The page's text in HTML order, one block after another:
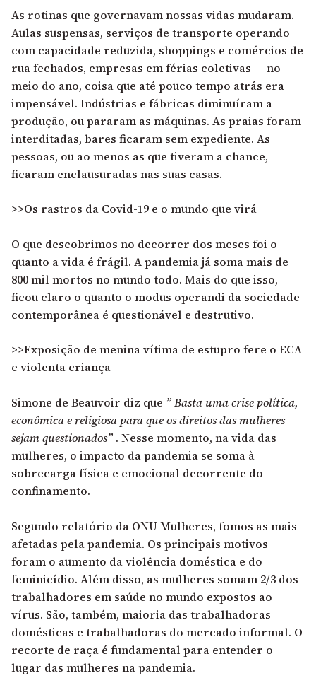
As rotinas que governavam nossas vidas mudaram.
Aulas suspensas, serviços de transporte operando
com capacidade reduzida, shoppings e comércios de
rua fechados, empresas em férias coletivas — no
meio do ano, coisa que até pouco tempo atrás era
impensável. Indústrias e fábricas diminuíram a
produção, ou pararam as máquinas. As praias foram
interditadas, bares ficaram sem expediente. As
pessoas, ou ao menos as que tiveram a chance,
ficaram enclausuradas nas suas casas.
>>Os rastros da Covid-19 e o mundo que virá
O que descobrimos no decorrer dos meses foi o
quanto a vida é frágil. A pandemia já soma mais de
800 mil mortos no mundo todo. Mais do que isso,
ficou claro o quanto o modus operandi da sociedade
contemporânea é questionável e destrutivo.
>>Exposição de menina vítima de estupro fere o ECA
e violenta criança
Simone de Beauvoir diz que ” Basta uma crise política,
econômica e religiosa para que os direitos das mulheres
sejam questionados” . Nesse momento, na vida das
mulheres, o impacto da pandemia se soma à
sobrecarga física e emocional decorrente do
confinamento.
Segundo relatório da ONU Mulheres, fomos as mais
afetadas pela pandemia. Os principais motivos
foram o aumento da violência doméstica e do
feminicídio. Além disso, as mulheres somam 2/3 dos
trabalhadores em saúde no mundo expostos ao
vírus. São, também, maioria das trabalhadoras
domésticas e trabalhadoras do mercado informal. O
recorte de raça é fundamental para entender o
lugar das mulheres na pandemia.